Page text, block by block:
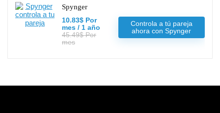
Spynger
10.83$ Por
mes / 1 año
45.49$ Por
mes
Controla a tú pareja
ahora con Spynger